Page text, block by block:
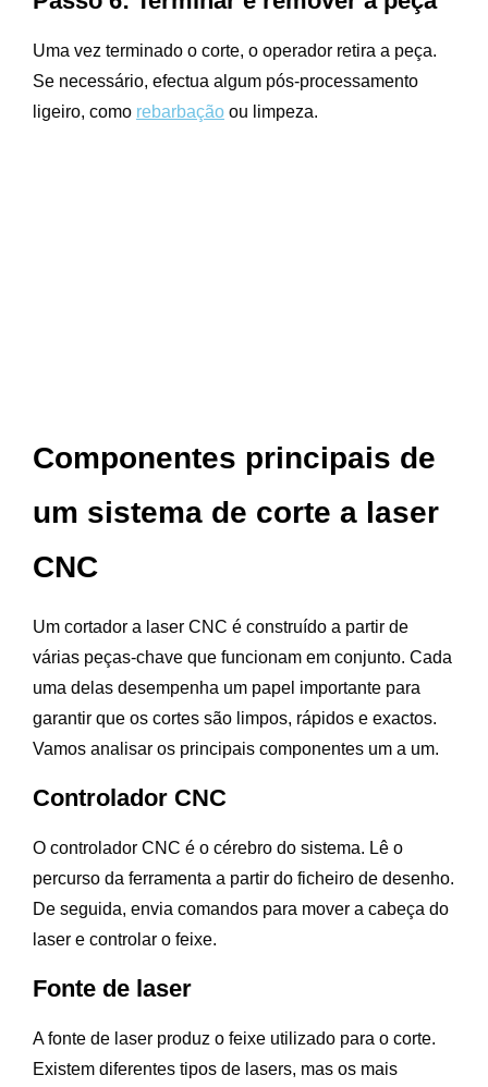
Uma vez terminado o corte, o operador retira a peça.
Se necessário, efectua algum pós-processamento
ligeiro, como rebarbação ou limpeza.
Componentes principais de
um sistema de corte a laser
CNC
Um cortador a laser CNC é construído a partir de
várias peças-chave que funcionam em conjunto. Cada
uma delas desempenha um papel importante para
garantir que os cortes são limpos, rápidos e exactos.
Vamos analisar os principais componentes um a um.
Controlador CNC
O controlador CNC é o cérebro do sistema. Lê o
percurso da ferramenta a partir do ficheiro de desenho.
De seguida, envia comandos para mover a cabeça do
laser e controlar o feixe.
Fonte de laser
A fonte de laser produz o feixe utilizado para o corte.
Existem diferentes tipos de lasers, mas os mais